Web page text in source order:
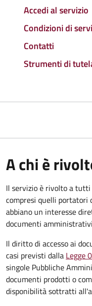
Accedi al servizio
Condizioni di
Contatti
Strumenti di
A chi è
Il servizio è rivolto a
compresi quelli portatori
abbiano un interesse
documenti
Il diritto di accesso ai
casi previsti dalla Legge
singole Pubbliche
documenti prodotti o
disponibilità sottratti